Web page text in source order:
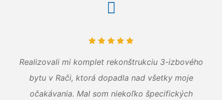
Realizovali mi komplet rekonštrukciu 3-izbového
bytu v Rači, ktorá dopadla nad všetky moje
očakávania. Mal som niekoľko špecifických